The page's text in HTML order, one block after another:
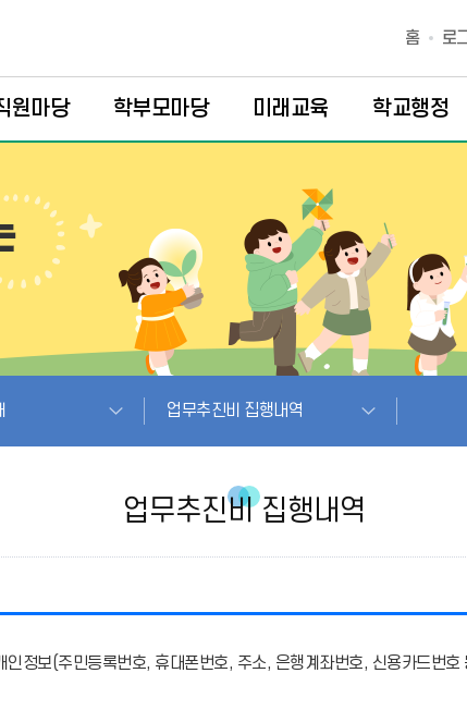
홈 로
원마당 학부모마당 미래교육 학교행정
업무추진비 집행내역
업무추진비 집행내역
인정보(주민등록번호, 휴대폰번호, 주소, 은행계좌번호, 신용카드번